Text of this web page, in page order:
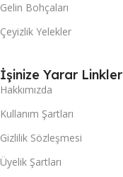
Gelin Bohçaları
Çeyizlik Yelekler
İşinize Yarar Linkler
Hakkımızda
Kullanım Şartları
Gizlilik Sözleşmesi
Üyelik Şartları